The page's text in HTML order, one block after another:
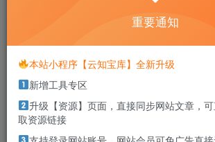
You see what you believe.
一个人相信什么，就会看见什么
本站部分资源打包为压缩包以方便分
击解压密码
软件介绍
重要通知
本站小程序【云知宝库】全新升级
新增工具专区
升级【资源】页面，直接同步网站文章，
取资源链接